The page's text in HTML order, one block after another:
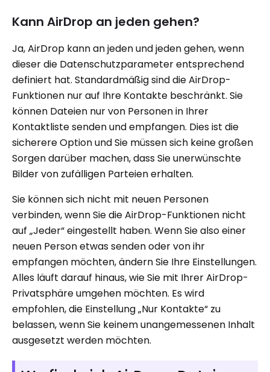
Kann AirDrop an jeden gehen?
Ja, AirDrop kann an jeden und jeden gehen, wenn
dieser die Datenschutzparameter entsprechend
definiert hat. Standardmäßig sind die AirDrop-
Funktionen nur auf Ihre Kontakte beschränkt. Sie
können Dateien nur von Personen in Ihrer
Kontaktliste senden und empfangen. Dies ist die
sicherere Option und Sie müssen sich keine großen
Sorgen darüber machen, dass Sie unerwünschte
Bilder von zufälligen Parteien erhalten.
Sie können sich nicht mit neuen Personen
verbinden, wenn Sie die AirDrop-Funktionen nicht
auf „Jeder“ eingestellt haben. Wenn Sie also einer
neuen Person etwas senden oder von ihr
empfangen möchten, ändern Sie Ihre Einstellungen.
Alles läuft darauf hinaus, wie Sie mit Ihrer AirDrop-
Privatsphäre umgehen möchten. Es wird
empfohlen, die Einstellung „Nur Kontakte“ zu
belassen, wenn Sie keinem unangemessenen Inhalt
ausgesetzt werden möchten.